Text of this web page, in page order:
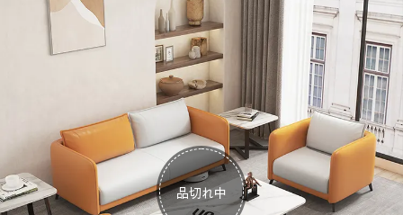
品切れ中